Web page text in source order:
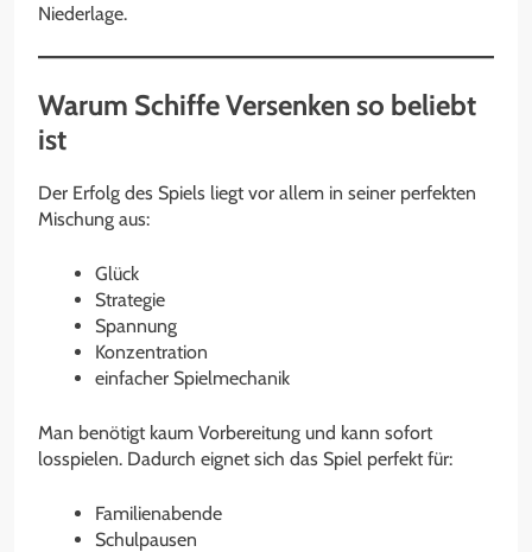
Niederlage.
Warum Schiffe Versenken so beliebt
ist
Der Erfolg des Spiels liegt vor allem in seiner perfekten
Mischung aus:
Glück
Strategie
Spannung
Konzentration
einfacher Spielmechanik
Man benötigt kaum Vorbereitung und kann sofort
losspielen. Dadurch eignet sich das Spiel perfekt für:
Familienabende
Schulpausen